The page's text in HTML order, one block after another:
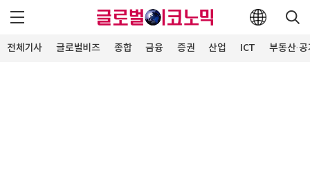
전체기사 글로벌비즈 종합 금융 증권 산업 ICT 부동산·